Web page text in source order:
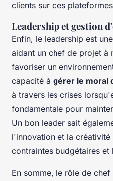
clients sur des
Leadership et gestion
Enfin, le leadership est
aidant un chef de projet à
favoriser un
capacité à gérer le moral
à travers les crises
fondamentale pour
Un bon leader sait
l'innovation et la créativité
contraintes budgétaires et
En somme, le rôle de